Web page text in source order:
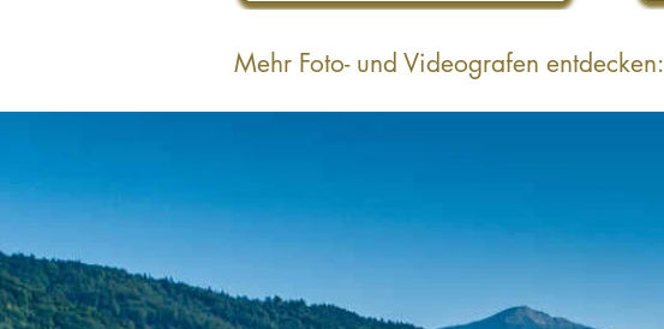
Mehr Foto- und Videografen entdecken: